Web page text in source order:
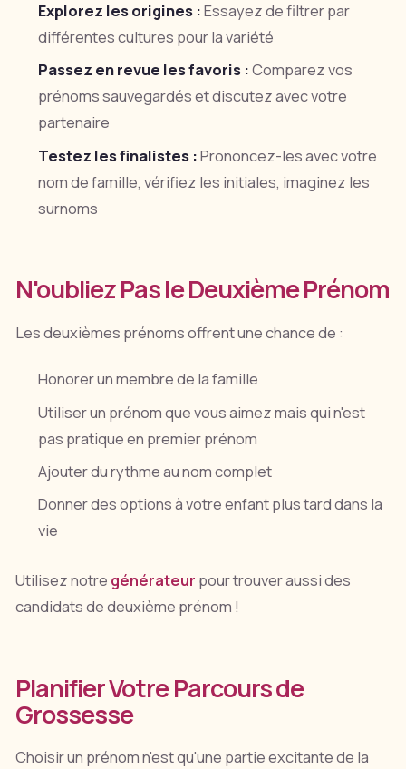
Explorez les origines :Essayez de filtrer par
différentes cultures pour la variété
Passez en revue les favoris :Comparez vos
prénoms sauvegardés et discutez avec votre
partenaire
Testez les finalistes :Prononcez-les avec votre
nom de famille, vérifiez les initiales, imaginez les
surnoms
N'oubliez Pas le Deuxième Prénom
Les deuxièmes prénoms offrent une chance de :
Honorer un membre de la famille
Utiliser un prénom que vous aimez mais qui n'est
pas pratique en premier prénom
Ajouter du rythme au nom complet
Donner des options à votre enfant plus tard dans la
vie
Utilisez notre générateur pour trouver aussi des
candidats de deuxième prénom !
Planifier Votre Parcours de
Grossesse
Choisir un prénom n'est qu'une partie excitante de la